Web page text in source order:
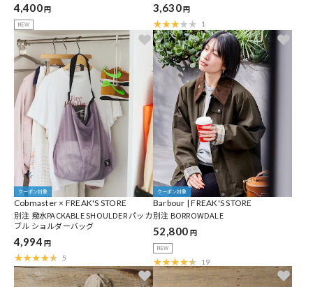
4,400円
NEW
3,630円
1
クーポン対象
Cobmaster × FREAK'S STORE
別注 撥水PACKABLE SHOULDER パッカ
ブル ショルダーバッグ
4,994 円
5
クーポン対象
Barbour | FREAK'S STORE
別注 BORROWDALE
52,800 円
NEW
19